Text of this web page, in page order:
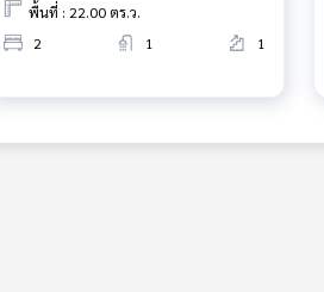
พื้นที่ : 22.00 ตร.ว.
2
1 1